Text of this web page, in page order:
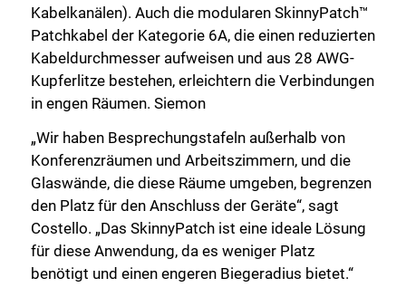
Kabelkanälen). Auch die modularen SkinnyPatch™
Patchkabel der Kategorie 6A, die einen reduzierten
Kabeldurchmesser aufweisen und aus 28 AWG-
Kupferlitze bestehen, erleichtern die Verbindungen
in engen Räumen. Siemon
„Wir haben Besprechungstafeln außerhalb von
Konferenzräumen und Arbeitszimmern, und die
Glaswände, die diese Räume umgeben, begrenzen
den Platz für den Anschluss der Geräte“, sagt
Costello. „Das SkinnyPatch ist eine ideale Lösung
für diese Anwendung, da es weniger Platz
benötigt und einen engeren Biegeradius bietet.“